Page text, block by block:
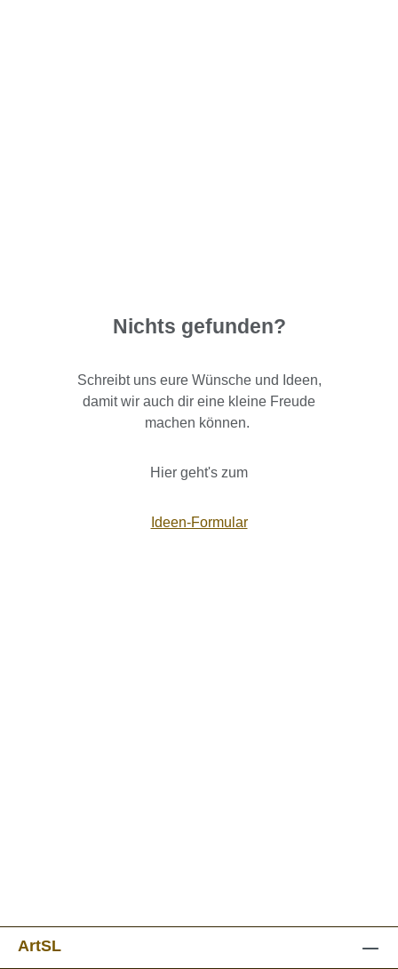
Nichts gefunden?
Schreibt uns eure Wünsche und Ideen,
damit wir auch dir eine kleine Freude
machen können.
Hier geht's zum
Ideen-Formular
ArtSL